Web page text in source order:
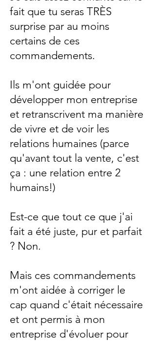
fait que tu seras TRÈS
surprise par au moins
certains de ces
commandements.
Ils m'ont guidée pour
développer mon entreprise
et retranscrivent ma manière
de vivre et de voir les
relations humaines (parce
qu'avant tout la vente, c'est
ça : une relation entre 2
humains!)
Est-ce que tout ce que j'ai
fait a été juste, pur et parfait
? Non.
Mais ces commandements
m'ont aidée à corriger le
cap quand c'était nécessaire
et ont permis à mon
entreprise d'évoluer pour